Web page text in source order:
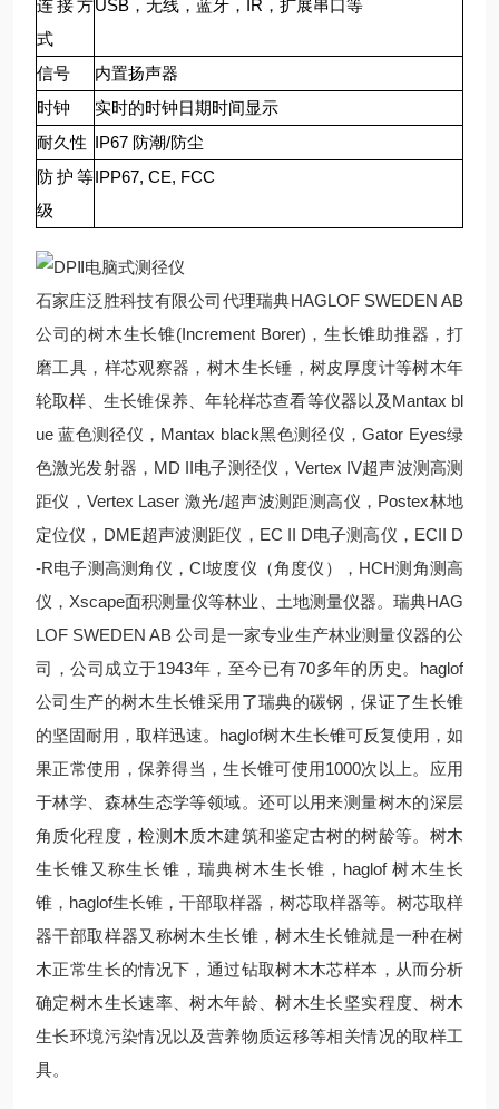
连接方
式
USB，无线，蓝牙，IR，扩展串口等
信号
内置扬声器
时钟
实时的时钟日期时间显示
耐久性 IP67 防潮/防尘
防护等
级
IPP67, CE, FCC
石家庄泛胜科技有限公司代理瑞典HAGLOF SWEDEN AB
公司的树木生长锥(Increment Borer)，生长锥助推器，打
磨工具，样芯观察器，树木生长锤，树皮厚度计等树木年
轮取样、生长锥保养、年轮样芯查看等仪器以及Mantax bl
ue 蓝色测径仪，Mantax black黑色测径仪，Gator Eyes绿
色激光发射器，MD II电子测径仪，Vertex IV超声波测高测
距仪，Vertex Laser 激光/超声波测距测高仪，Postex林地
定位仪，DME超声波测距仪，EC II D电子测高仪，ECII D
-R电子测高测角仪，CI坡度仪（角度仪），HCH测角测高
仪，Xscape面积测量仪等林业、土地测量仪器。瑞典HAG
LOF SWEDEN AB 公司是一家专业生产林业测量仪器的公
司，公司成立于1943年，至今已有70多年的历史。haglof
公司生产的树木生长锥采用了瑞典的碳钢，保证了生长锥
的坚固耐用，取样迅速。haglof树木生长锥可反复使用，如
果正常使用，保养得当，生长锥可使用1000次以上。应用
于林学、森林生态学等领域。还可以用来测量树木的深层
角质化程度，检测木质木建筑和鉴定古树的树龄等。树木
生长锥又称生长锥，瑞典树木生长锥，haglof 树木生长
锥，haglof生长锥，干部取样器，树芯取样器等。树芯取样
器干部取样器又称树木生长锥，树木生长锥就是一种在树
木正常生长的情况下，通过钻取树木木芯样本，从而分析
确定树木生长速率、树木年龄、树木生长坚实程度、树木
生长环境污染情况以及营养物质运移等相关情况的取样工
具。